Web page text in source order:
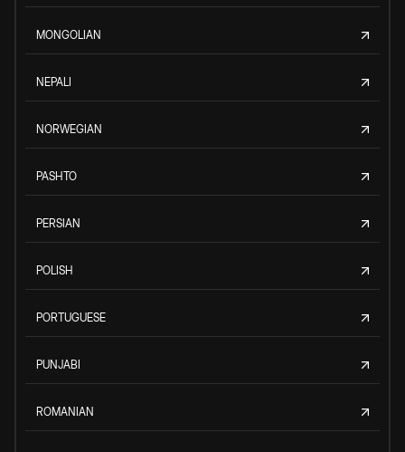
MONGOLIAN
NEPALI
NORWEGIAN
PASHTO
PERSIAN
POLISH
PORTUGUESE
PUNJABI
ROMANIAN